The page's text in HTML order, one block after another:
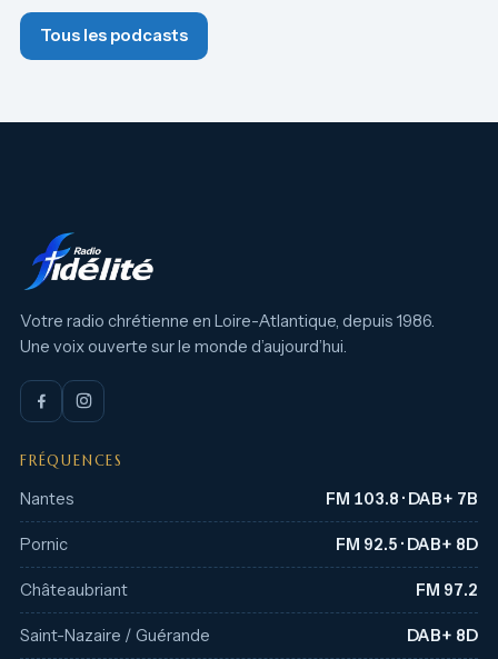
Tous les podcasts
Votre radio chrétienne en Loire-Atlantique, depuis 1986.
Une voix ouverte sur le monde d’aujourd’hui.
FRÉQUENCES
Nantes FM 103.8 · DAB+ 7B
Pornic FM 92.5 · DAB+ 8D
Châteaubriant FM 97.2
Saint-Nazaire / Guérande DAB+ 8D